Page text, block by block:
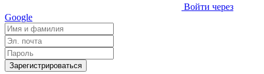
Войти через
Google
Зарегистрироваться